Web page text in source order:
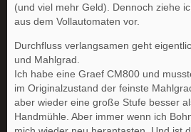
(und viel mehr Geld). Dennoch ziehe
aus dem Vollautomaten vor.
Durchfluss verlangsamen geht
und Mahlgrad.
Ich habe eine Graef CM800 und
im Originalzustand der feinste
aber wieder eine große Stufe besser
Handmühle. Aber immer wenn ich